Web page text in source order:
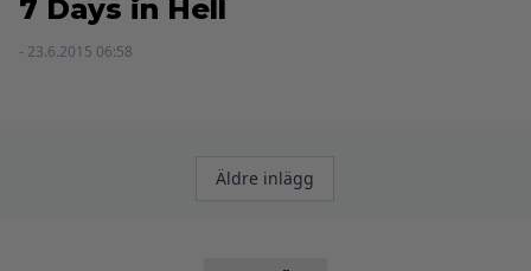
7 Days in Hell
- 23.6.2015 06:58
Inläggsnavigering
Äldre inlägg